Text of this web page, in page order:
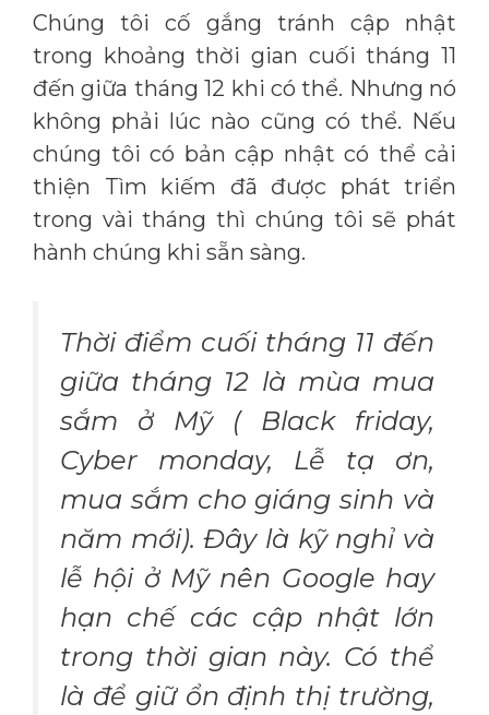
Chúng tôi cố gắng tránh cập nhật
trong khoảng thời gian cuối tháng 11
đến giữa tháng 12 khi có thể. Nhưng nó
không phải lúc nào cũng có thể. Nếu
chúng tôi có bản cập nhật có thể cải
thiện Tìm kiếm đã được phát triển
trong vài tháng thì chúng tôi sẽ phát
hành chúng khi sẵn sàng.
Thời điểm cuối tháng 11 đến
giữa tháng 12 là mùa mua
sắm ở Mỹ ( Black friday,
Cyber monday, Lễ tạ ơn,
mua sắm cho giáng sinh và
năm mới). Đây là kỹ nghỉ và
lễ hội ở Mỹ nên Google hay
hạn chế các cập nhật lớn
trong thời gian này. Có thể
là để giữ ổn định thị trường,